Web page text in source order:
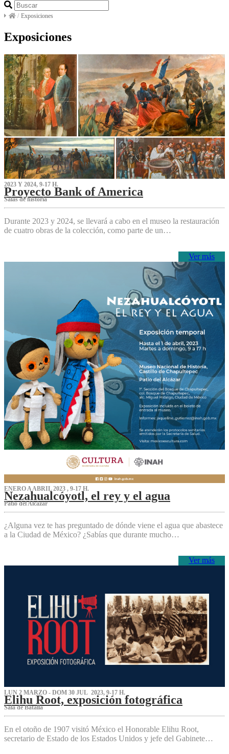
/ Exposiciones
Exposiciones
2023 Y 2024, 9-17 H.
Proyecto Bank of America
S‌alas de historia
Durante 2023 y 2024, se llevará a cabo en el museo la restauración
de cuatro obras de la colección, como parte de un…
Ver más
ENERO A ABRIL 2023 , 9-17 H.
Nezahualcóyotl, el rey y el agua
Patio del Alcázar
¿Alguna vez te has preguntado de dónde viene el agua que abastece
a la Ciudad de México? ¿Sabías que durante mucho…
Ver más
LUN 2 MARZO - DOM 30 JUL 2023, 9-17 H.
Elihu Root, exposición fotográfica
Sala de Batalla
En el otoño de 1907 visitó México el Honorable Elihu Root,
secretario de Estado de los Estados Unidos y jefe del Gabinete…